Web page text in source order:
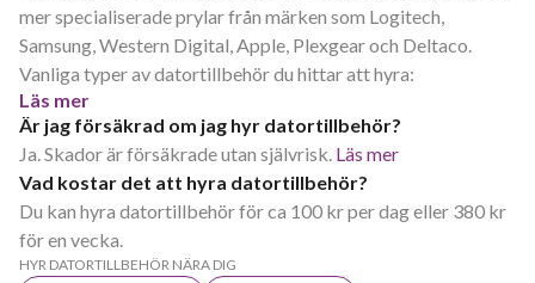
mer specialiserade prylar från märken som Logitech,
Samsung, Western Digital, Apple, Plexgear och Deltaco.
Vanliga typer av datortillbehör du hittar att hyra:
Läs mer
Är jag försäkrad om jag hyr datortillbehör?
Ja. Skador är försäkrade utan självrisk. Läs mer
Vad kostar det att hyra datortillbehör?
Du kan hyra datortillbehör för ca 100 kr per dag eller 380 kr
för en vecka.
HYR DATORTILLBEHÖR NÄRA DIG